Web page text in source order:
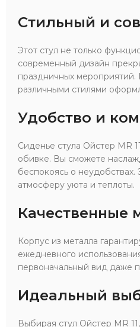
Стильный и
Этот стул не только
современный дизайн
праздничных мероприятий.
различными стилями
Удобство и
Сиденье стула Ойстер MR
обивке. Вы сможете
беспокоясь о неудобствах.
атмосферу уюта и теплоты.
Качественные
Корпус из металла
ежедневного
первоначальный вид даже
Идеальный
Выбирая стул Ойстер MR